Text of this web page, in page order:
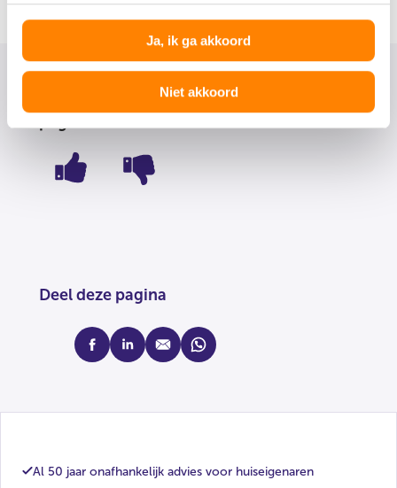
Ja, ik ga akkoord
Niet akkoord
Wat vond je van de informatie op deze
Deel deze pagina
facebooklinkedinmail whatsapp
Al 50 jaar onafhankelijk advies voor huiseigenaren